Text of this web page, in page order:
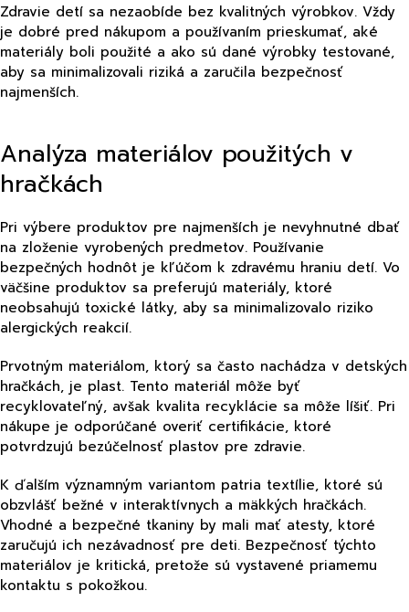
Zdravie detí sa nezaobíde bez kvalitných výrobkov. Vždy
je dobré pred nákupom a používaním prieskumať, aké
materiály boli použité a ako sú dané výrobky testované,
aby sa minimalizovali riziká a zaručila bezpečnosť
najmenších.
Analýza materiálov použitých v
hračkách
Pri výbere produktov pre najmenších je nevyhnutné dbať
na zloženie vyrobených predmetov. Používanie
bezpečných hodnôt je kľúčom k zdravému hraniu detí. Vo
väčšine produktov sa preferujú materiály, ktoré
neobsahujú toxické látky, aby sa minimalizovalo riziko
alergických reakcií.
Prvotným materiálom, ktorý sa často nachádza v detských
hračkách, je plast. Tento materiál môže byť
recyklovateľný, avšak kvalita recyklácie sa môže líšiť. Pri
nákupe je odporúčané overiť certifikácie, ktoré
potvrdzujú bezúčelnosť plastov pre zdravie.
K ďalším významným variantom patria textílie, ktoré sú
obzvlášť bežné v interaktívnych a mäkkých hračkách.
Vhodné a bezpečné tkaniny by mali mať atesty, ktoré
zaručujú ich nezávadnosť pre deti. Bezpečnosť týchto
materiálov je kritická, pretože sú vystavené priamemu
kontaktu s pokožkou.